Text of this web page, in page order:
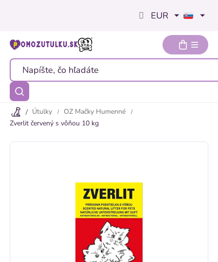
EUR
Útulky
OZ Mačky Humenné
Zverlit červený s vôňou 10 kg